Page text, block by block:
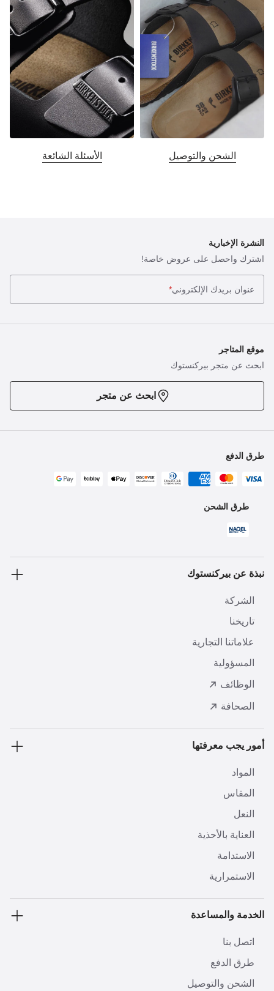
الشحن والتوصيل الأسئلة الشائعة
النشرة الإخبارية
اشترك واحصل على عروض خاصة!
عنوان بريدك الإلكتروني*
موقع المتاجر
ابحث عن متجر بيركنستوك
ابحث عن متجر
طرق الدفع
طرق الشحن
نبذة عن بيركنستوك
الشركة
تاريخنا
علاماتنا التجارية
المسؤولية
الوظائف
الصحافة
أمور يجب معرفتها
المواد
المقاس
النعل
العناية بالأحذية
الاستدامة
الاستمرارية
الخدمة والمساعدة
اتصل بنا
طرق الدفع
الشحن والتوصيل